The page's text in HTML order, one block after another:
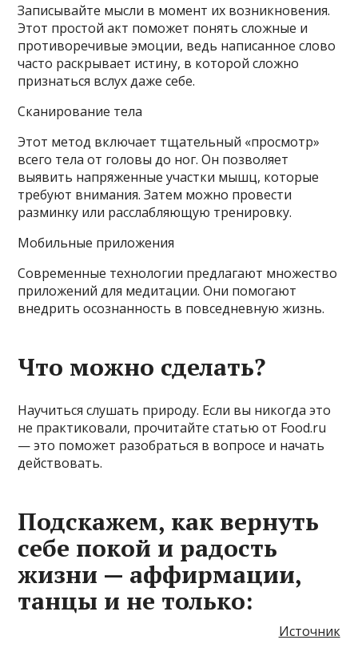
Записывайте мысли в момент их возникновения.
Этот простой акт поможет понять сложные и
противоречивые эмоции, ведь написанное слово
часто раскрывает истину, в которой сложно
признаться вслух даже себе.
Сканирование тела
Этот метод включает тщательный «просмотр»
всего тела от головы до ног. Он позволяет
выявить напряженные участки мышц, которые
требуют внимания. Затем можно провести
разминку или расслабляющую тренировку.
Мобильные приложения
Современные технологии предлагают множество
приложений для медитации. Они помогают
внедрить осознанность в повседневную жизнь.
Что можно сделать?
Научиться слушать природу. Если вы никогда это
не практиковали, прочитайте статью от Food.ru
— это поможет разобраться в вопросе и начать
действовать.
Подскажем, как вернуть
себе покой и радость
жизни — аффирмации,
танцы и не только:
Источник